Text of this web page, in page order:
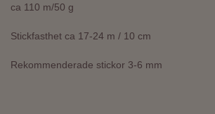
ca 110 m/50 g
Stickfasthet ca 17-24 m / 10 cm
Rekommenderade stickor 3-6 mm